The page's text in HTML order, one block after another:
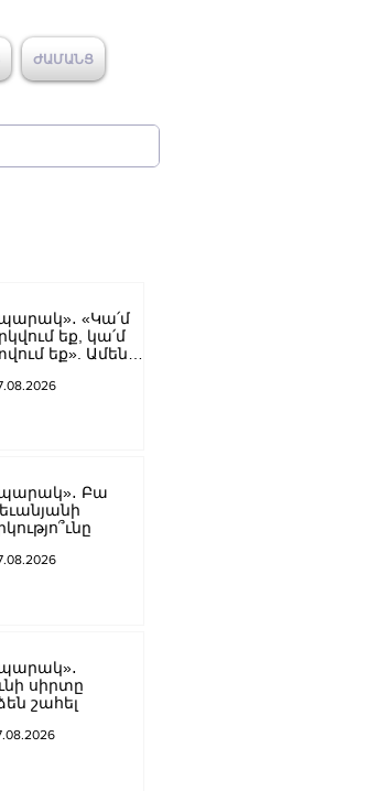
ԺԱՄԱՆՑ
«Կա՛մ
եք, կա՛մ
եք». Ամեն
բոգ է» իրեն
Բա
սիրտը
շահել